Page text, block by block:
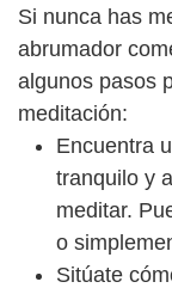
Si nunca has
abrumador
algunos pasos
meditación:
Encuentra
tranquilo y
meditar.
o
Sitúate